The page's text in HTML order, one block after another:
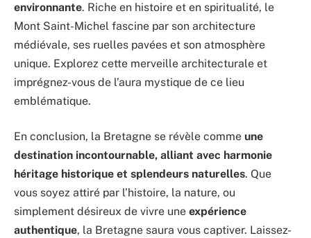
environnante. Riche en histoire et en spiritualité, le
Mont Saint-Michel fascine par son architecture
médiévale, ses ruelles pavées et son atmosphère
unique. Explorez cette merveille architecturale et
imprégnez-vous de l’aura mystique de ce lieu
emblématique.
En conclusion, la Bretagne se révèle comme une
destination incontournable, alliant avec harmonie
héritage historique et splendeurs naturelles. Que
vous soyez attiré par l’histoire, la nature, ou
simplement désireux de vivre une expérience
authentique, la Bretagne saura vous captiver. Laissez-